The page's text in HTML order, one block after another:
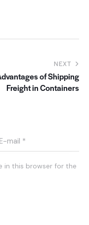
NEXT
of Shipping
Freight in Containers
in this browser for the